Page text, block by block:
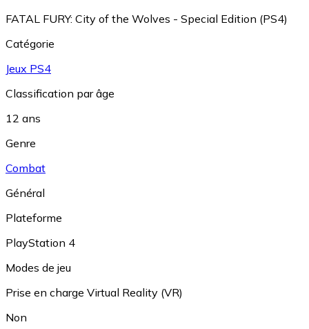
FATAL FURY: City of the Wolves - Special Edition (PS4)
Catégorie
Jeux PS4
Classification par âge
12 ans
Genre
Combat
Général
Plateforme
PlayStation 4
Modes de jeu
Prise en charge Virtual Reality (VR)
Non